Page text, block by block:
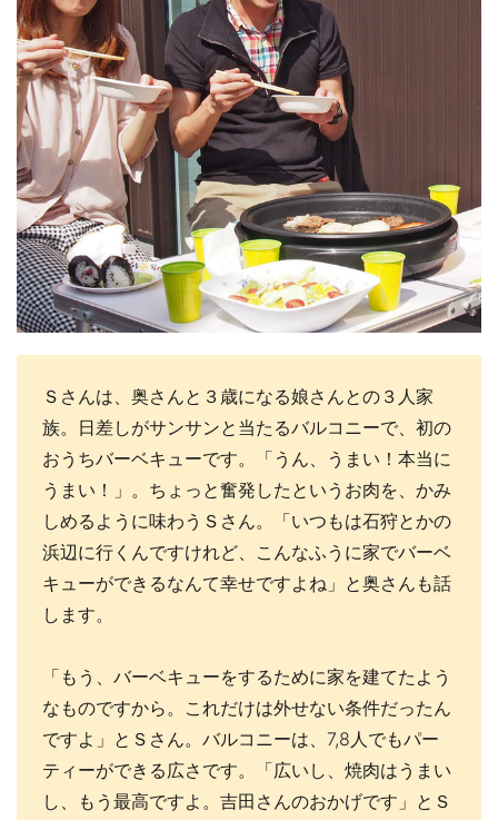
Ｓさんは、奥さんと３歳になる娘さんとの３人家
族。日差しがサンサンと当たるバルコニーで、初の
おうちバーベキューです。「うん、うまい！本当に
うまい！」。ちょっと奮発したというお肉を、かみ
しめるように味わうＳさん。「いつもは石狩とかの
浜辺に行くんですけれど、こんなふうに家でバーベ
キューができるなんて幸せですよね」と奥さんも話
します。
「もう、バーベキューをするために家を建てたよう
なものですから。これだけは外せない条件だったん
ですよ」とＳさん。バルコニーは、7,8人でもパー
ティーができる広さです。「広いし、焼肉はうまい
し、もう最高ですよ。吉田さんのおかげです」とＳ